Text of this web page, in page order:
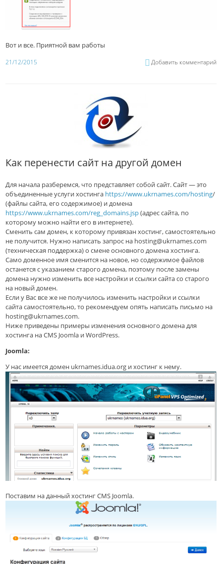
Вот и все. Приятной вам работы
21/12/2015 Добавить комментарий
Как перенести сайт на другой домен
Для начала разберемся, что представляет собой сайт. Сайт — это
объединенные услуги хостинга https://www.ukrnames.com/hosting/
(файлы сайта, его содержимое) и домена
https://www.ukrnames.com/reg_domains.jsp(адрес сайта, по
которому можно найти его в интернете).
Сменить сам домен, к которому привязан хостинг, самостоятельно
не получится. Нужно написать запрос на hosting@ukrnames.com
(техническая поддержка) о смене основного домена хостинга.
Само доменное имя сменится на новое, но содержимое файлов
останется с указанием старого домена, поэтому после замены
домена нужно изменить все настройки и ссылки сайта со старого
на новый домен.
Если у Вас все же не получилось изменить настройки и ссылки
сайта самостоятельно, то рекомендуем опять написать письмо на
hosting@ukrnames.com.
Ниже приведены примеры изменения основного домена для
хостинга на CMS Joomla и WordPress.
Joomla:
У нас имеется домен ukrnames.idua.org и хостинг к нему.
Поставим на данный хостинг CMS Joomla.